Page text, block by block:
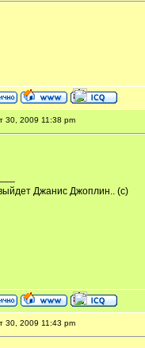
30, 2009 11:38 pm
Джанис Джоплин.. (с)
30, 2009 11:43 pm